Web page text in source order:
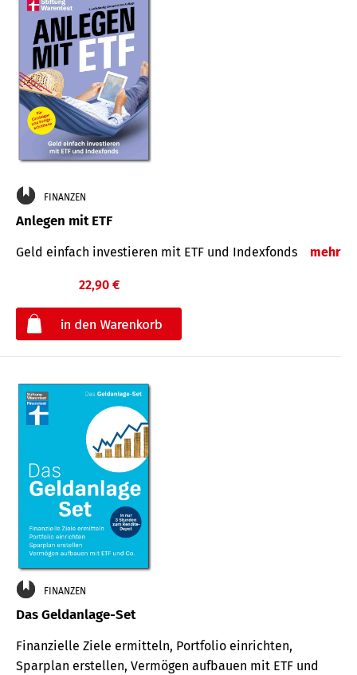
FINANZEN
Anlegen mit ETF
Geld einfach investieren mit ETF und Indexfonds mehr
22,90 €
FINANZEN
Das Geldanlage-Set
Finanzielle Ziele ermitteln, Portfolio einrichten,
Sparplan erstellen, Vermögen aufbauen mit ETF und